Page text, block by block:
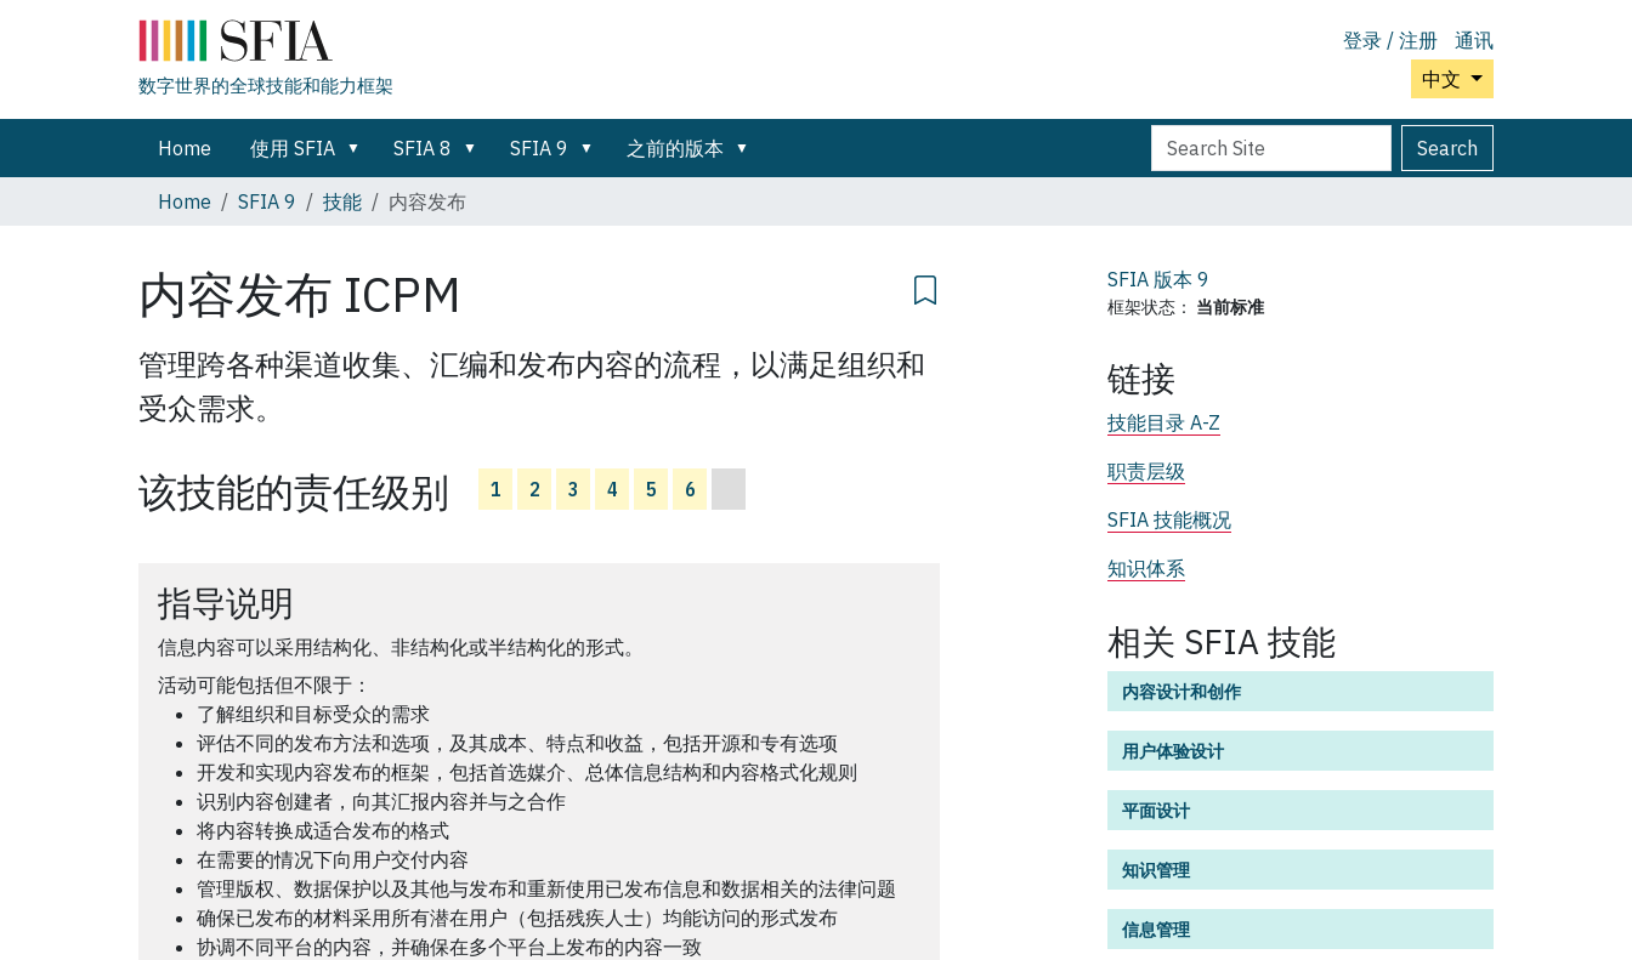
登录 / 注册
通讯
中文
数字世界的全球技能和能力框架
Home 使用 SFIA SFIA 8 SFIA 9 之前的版本
Search
Site
Search
Advanced
Search…
Home
SFIA 9 技能 内容发布
内容发布 ICPM
管理跨各种渠道收集、汇编和发布内容的流程，以满足组织和
受众需求。
该技能的责任级别 1 2 3 4 5 6
指导说明
信息内容可以采用结构化、非结构化或半结构化的形式。
活动可能包括但不限于：
了解组织和目标受众的需求
评估不同的发布方法和选项，及其成本、特点和收益，包括开源和专有选项
开发和实现内容发布的框架，包括首选媒介、总体信息结构和内容格式化规则
识别内容创建者，向其汇报内容并与之合作
将内容转换成适合发布的格式
在需要的情况下向用户交付内容
管理版权、数据保护以及其他与发布和重新使用已发布信息和数据相关的法律问题
确保已发布的材料采用所有潜在用户（包括残疾人士）均能访问的形式发布
协调不同平台的内容，并确保在多个平台上发布的内容一致
SFIA 版本 9
框架状态： 当前标准
链接
技能目录 A-Z
职责层级
SFIA 技能概况
知识体系
相关 SFIA 技能
内容设计和创作
用户体验设计
平面设计
知识管理
信息管理